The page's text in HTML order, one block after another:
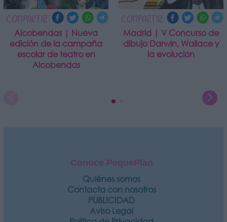
COMPARTIR:
Alcobendas | Nueva
edición de la campaña
escolar de teatro en
Alcobendas
COMPARTIR:
Madrid | V Concurso de
dibujo Darwin, Wallace y
la evolución
Conoce PequePlan
Quiénes somos
Contacta con nosotros
PUBLICIDAD
Aviso Legal